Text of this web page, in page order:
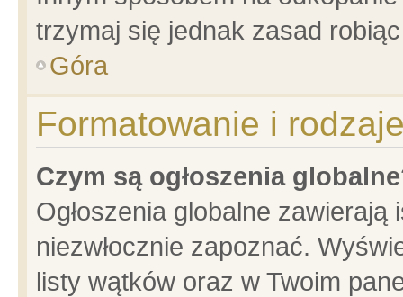
trzymaj się jednak zasad
Góra
Formatowanie i
Czym są ogłoszenia
Ogłoszenia globalne
niezwłocznie zapoznać.
listy wątków oraz w Twoim